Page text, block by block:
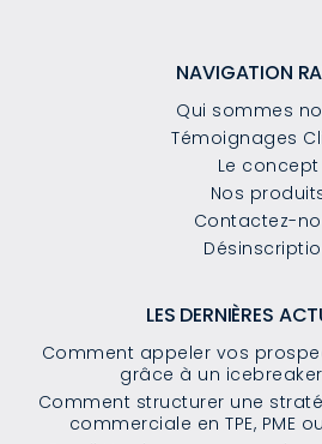
NAVIGATION
Qui sommes
Témoignages
Le concept
Nos
Contactez-
LES DERNIÈRES
Comment appeler vos
grâce à un
Comment structurer une
commerciale en TPE, PME